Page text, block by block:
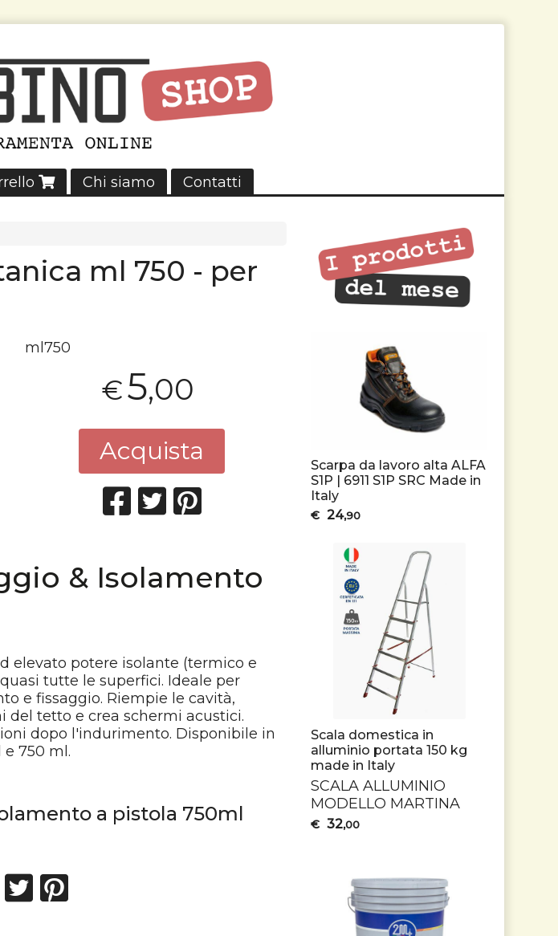
Chi siamo Contatti
ml 750 - per
ml750
€5,00
Acquista
& Isolamento
elevato potere isolante (termico e
tutte le superfici. Ideale per
e fissaggio. Riempie le cavità,
del tetto e crea schermi acustici.
dopo l'indurimento. Disponibile in
750 ml.
a pistola 750ml
Scarpa da lavoro alta ALFA
S1P | 6911 S1P SRC Made in
Italy
€ 24,90
Scala domestica in
alluminio portata 150 kg
made in Italy
SCALA ALLUMINIO
MODELLO MARTINA
€ 32,00